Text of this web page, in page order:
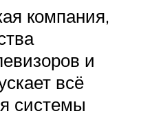
компания,
и
всё
системы